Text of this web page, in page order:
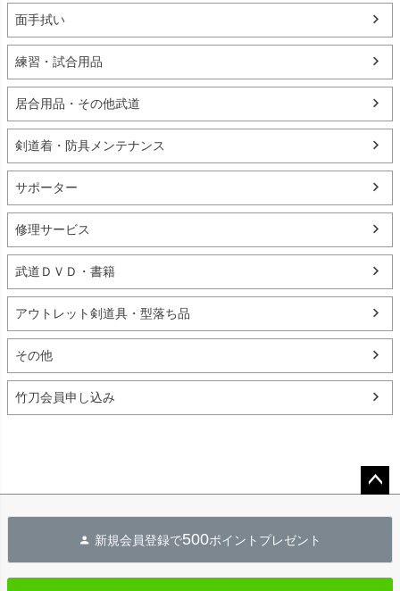
面手拭い
練習・試合用品
居合用品・その他武道
剣道着・防具メンテナンス
サポーター
修理サービス
武道ＤＶＤ・書籍
アウトレット剣道具・型落ち品
その他
竹刀会員申し込み
へ
新規会員登録で500ポイントプレゼント